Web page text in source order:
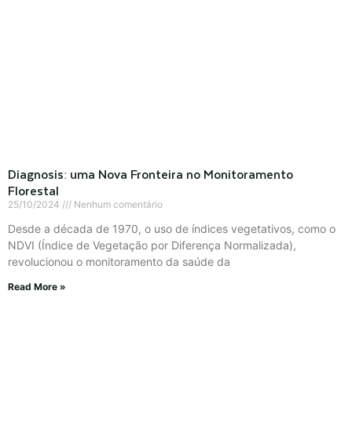
Diagnosis: uma Nova Fronteira no Monitoramento
Florestal
25/10/2024 Nenhum comentário
Desde a década de 1970, o uso de índices vegetativos, como o
NDVI (Índice de Vegetação por Diferença Normalizada),
revolucionou o monitoramento da saúde da
Read More »